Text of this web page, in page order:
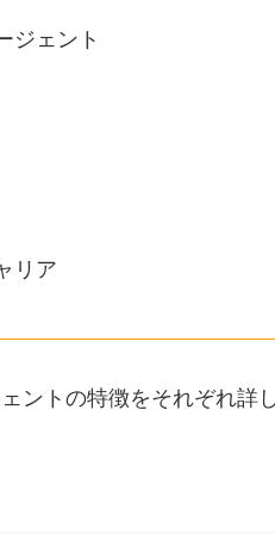
ジェント
リア
ントの特徴をそれぞれ詳